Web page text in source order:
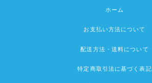
ホーム
お支払い方法について
配送方法・送料について
特定商取引法に基づく表記